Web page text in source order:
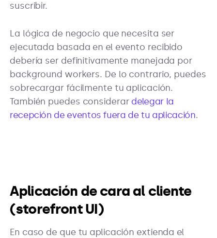
suscribir.
La lógica de negocio que necesita ser
ejecutada basada en el evento recibido
debería ser definitivamente manejada por
background workers. De lo contrario, puedes
sobrecargar fácilmente tu aplicación.
También puedes considerar delegar la
recepción de eventos fuera de tu aplicación.
Aplicación de cara al cliente
(storefront UI)
En caso de que tu aplicación extienda el